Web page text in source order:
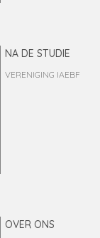
NA DE STUDIE
VERENIGING IAEBF
OVER ONS